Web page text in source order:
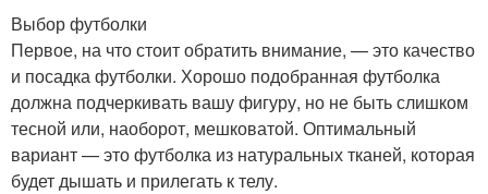
Выбор футболки
Первое, на что стоит обратить внимание, — это качество
и посадка футболки. Хорошо подобранная футболка
должна подчеркивать вашу фигуру, но не быть слишком
тесной или, наоборот, мешковатой. Оптимальный
вариант — это футболка из натуральных тканей, которая
будет дышать и прилегать к телу.